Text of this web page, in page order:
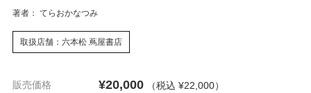
著者： てらおかなつみ
取扱店舗：六本松 蔦屋書店
販売価格 ¥20,000 （税込 ¥22,000）